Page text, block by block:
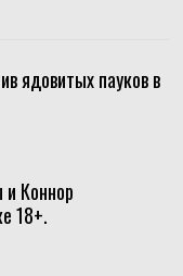
ядовитых пауков в
Коннор
18+.